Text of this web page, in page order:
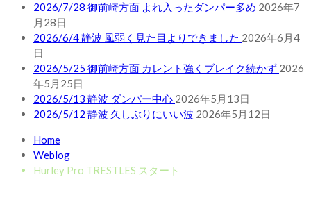
2026/7/28 御前崎方面 よれ入ったダンパー多め 2026年7
月28日
2026/6/4 静波 風弱く見た目よりできました 2026年6月4
日
2026/5/25 御前崎方面 カレント強くブレイク続かず 2026
年5月25日
2026/5/13 静波 ダンパー中心 2026年5月13日
2026/5/12 静波 久しぶりにいい波 2026年5月12日
Home
Weblog
Hurley Pro TRESTLES スタート